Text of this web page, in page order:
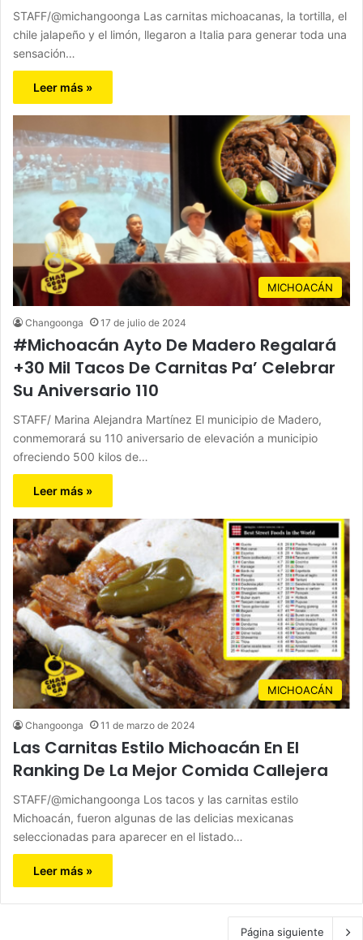
STAFF/@michangoonga Las carnitas michoacanas, la tortilla, el
chile jalapeño y el limón, llegaron a Italia para generar toda una
sensación…
Leer más »
MICHOACÁN
Changoonga 17 de julio de 2024
#Michoacán Ayto De Madero Regalará
+30 Mil Tacos De Carnitas Pa’ Celebrar
Su Aniversario 110
STAFF/ Marina Alejandra Martínez El municipio de Madero,
conmemorará su 110 aniversario de elevación a municipio
ofreciendo 500 kilos de…
Leer más »
MICHOACÁN
Changoonga 11 de marzo de 2024
Las Carnitas Estilo Michoacán En El
Ranking De La Mejor Comida Callejera
STAFF/@michangoonga Los tacos y las carnitas estilo
Michoacán, fueron algunas de las delicias mexicanas
seleccionadas para aparecer en el listado…
Leer más »
Página siguiente